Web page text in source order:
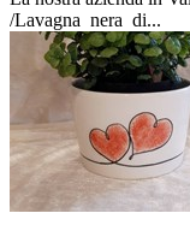
/Lavagna nera di...